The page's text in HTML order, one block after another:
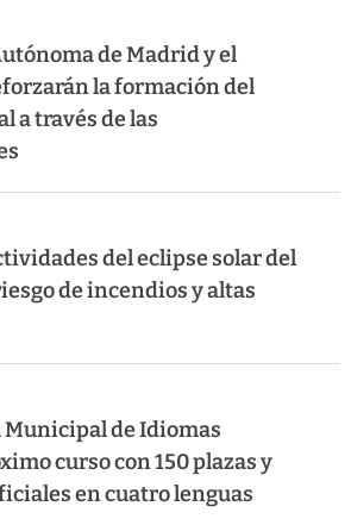
de Madrid y el
la formación del
a través de las
del eclipse solar del
de incendios y altas
Municipal de Idiomas
curso con 150 plazas y
en cuatro lenguas